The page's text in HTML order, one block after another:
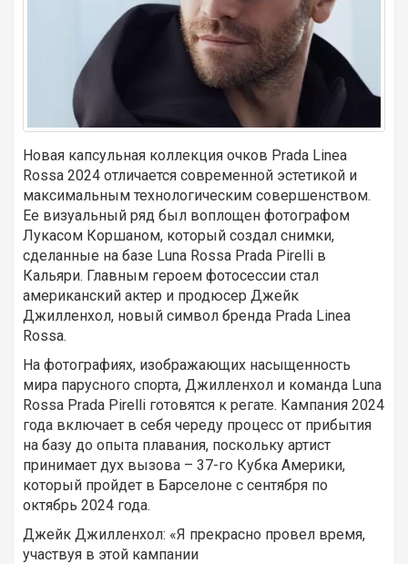
Новая капсульная коллекция очков Prada Linea
Rossa 2024 отличается современной эстетикой и
максимальным технологическим совершенством.
Ее визуальный ряд был воплощен фотографом
Лукасом Коршаном, который создал снимки,
сделанные на базе Luna Rossa Prada Pirelli в
Кальяри. Главным героем фотосессии стал
американский актер и продюсер Джейк
Джилленхол, новый символ бренда Prada Linea
Rossa.
На фотографиях, изображающих насыщенность
мира парусного спорта, Джилленхол и команда Luna
Rossa Prada Pirelli готовятся к регате. Кампания 2024
года включает в себя череду процесс от прибытия
на базу до опыта плавания, поскольку артист
принимает дух вызова – 37-го Кубка Америки,
который пройдет в Барселоне с сентября по
октябрь 2024 года.
Джейк Джилленхол: «Я прекрасно провел время,
участвуя в этой кампании